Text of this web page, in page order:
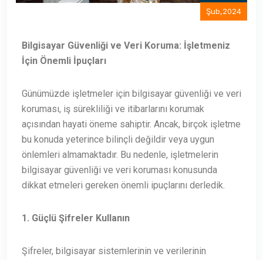
Şub,2024
Bilgisayar Güvenliği ve Veri Koruma: İşletmeniz
İçin Önemli İpuçları
Günümüzde işletmeler için bilgisayar güvenliği ve veri
koruması, iş sürekliliği ve itibarlarını korumak
açısından hayati öneme sahiptir. Ancak, birçok işletme
bu konuda yeterince bilinçli değildir veya uygun
önlemleri almamaktadır. Bu nedenle, işletmelerin
bilgisayar güvenliği ve veri koruması konusunda
dikkat etmeleri gereken önemli ipuçlarını derledik.
1. Güçlü Şifreler Kullanın
Şifreler, bilgisayar sistemlerinin ve verilerinin